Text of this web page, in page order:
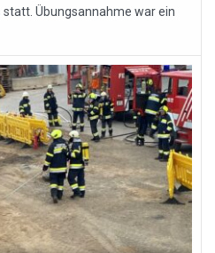
statt. Übungsannahme war ein